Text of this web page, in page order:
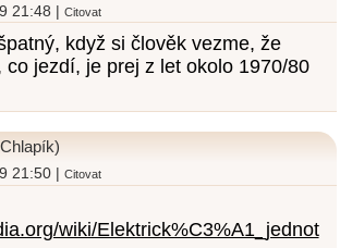
21:48 |Citovat
když si člověk vezme, že
co jezdí, je prej z let okolo 1970/80
21:50 |Citovat
wiki/Elektrick%C3%A1_jednot